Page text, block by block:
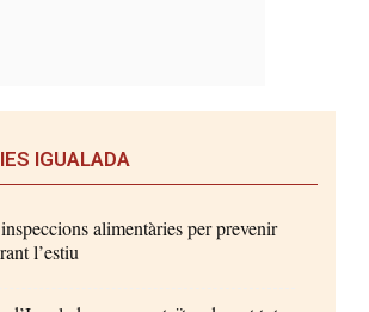
IGUALADA
alimentàries per prevenir
l’estiu